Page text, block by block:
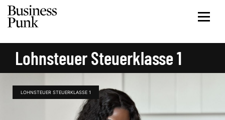
Lohnsteuer Steuerklasse 1
LOHNSTEUER STEUERKLASSE 1